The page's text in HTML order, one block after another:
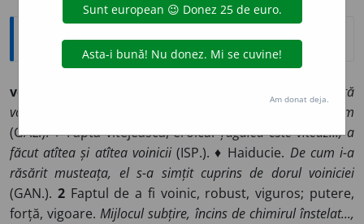
Explicative DEX
voinic
Cu toată
voinicia lui Harap..., nu era deloc cuminte să mai înaintăm
(GAL.). ♦ Faptă vitejească, eroică.Țugulea este viteaz..., a
făcut atîtea și atîtea voinicii(ISP.). ♦ Haiducie. De cum i-a
răsărit musteața, el s-a simțit cuprins de dorul voiniciei
(GAN.). 2Faptul de a fi voinic, robust, viguros; putere,
forță, vigoare.Mijlocul subțire, încins de chimirul înstelat...,
Am donat deja.